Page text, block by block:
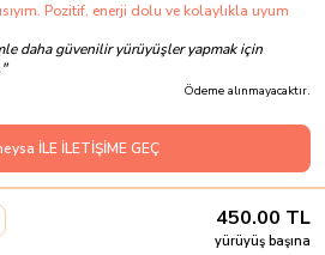
Pozitif, enerji dolu ve kolaylıkla uyum
daha güvenilir yürüyüşler yapmak için
"
Ödeme alınmayacaktır.
İLE İLETİŞİME GEÇ
450.00 TL
yürüyüş başına